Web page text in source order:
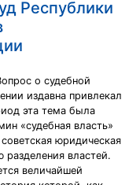
Республики
о судебной
издавна привлекал
эта тема была
«судебная власть»
юридическая
разделения властей.
величайшей